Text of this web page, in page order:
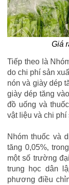
Giá
Tiếp theo là
do chi phí sản
nón và giày dép
giày dép tăng
đồ uống và
vật liệu và chi phí
Nhóm thuốc và
tăng 0,05%,
một số trường
trung học dân
phương điều